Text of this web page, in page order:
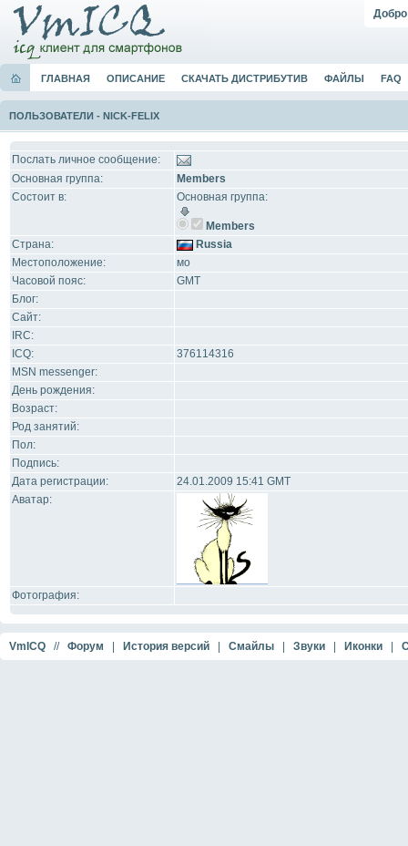
ГЛАВНАЯ ОПИСАНИЕ СКАЧАТЬ ДИСТРИБУТИВ ФАЙЛЫ FAQ
ПОЛЬЗОВАТЕЛИ - NICK-FELIX
Послать личное сообщение:
Основная группа:
Members
Состоит в:
Основная группа:
Members
Страна:
Russia
Местоположение:
мо
Часовой пояс:
GMT
Блог:
Сайт:
IRC:
ICQ:
376114316
MSN messenger:
День рождения:
Возраст:
Род занятий:
Пол:
Подпись:
Дата регистрации:
24.01.2009 15:41 GMT
Аватар:
Фотография:
VmICQ // Форум История версий Смайлы Звуки Иконки